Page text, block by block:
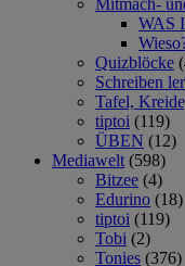
WAS
Quizblöcke
Schreiben
Tafel,
tiptoi (119)
ÜBEN (12)
Mediawelt (598)
Bitzee (4)
Edurino (18)
tiptoi (119)
Tobi (2)
Tonies (376)